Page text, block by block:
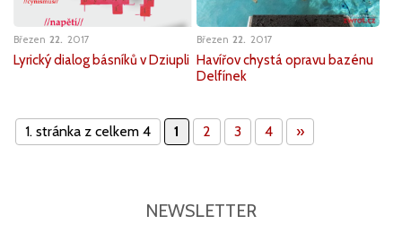
Březen 22 2017
Lyrický dialog básníků v Dziupli
Březen 22 2017
Havířov chystá opravu bazénu
Delfínek
1. stránka z celkem 4 1 2 3 4 »
NEWSLETTER